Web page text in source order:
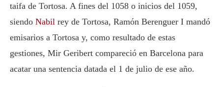
taifa de Tortosa. A fines del 1058 o inicios del 1059,
siendo Nabil rey de Tortosa, Ramón Berenguer I mandó
emisarios a Tortosa y, como resultado de estas
gestiones, Mir Geribert compareció en Barcelona para
acatar una sentencia datada el 1 de julio de ese año.